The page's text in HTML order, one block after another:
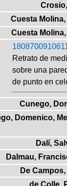
Cuesta
Cuesta
Retrato de
sobre una
de punto en
Cunego,
Domenico,
Dalí,
Dalmau,
De Campos,
de Colle,